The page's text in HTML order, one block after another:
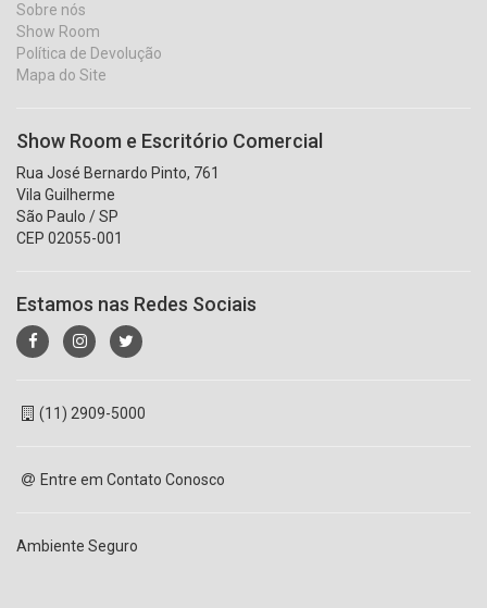
Sobre nós
Show Room
Política de Devolução
Mapa do Site
Show Room e Escritório Comercial
Rua José Bernardo Pinto, 761
Vila Guilherme
São Paulo / SP
CEP 02055-001
Estamos nas Redes Sociais
(11) 2909-5000
Entre em Contato Conosco
Ambiente Seguro